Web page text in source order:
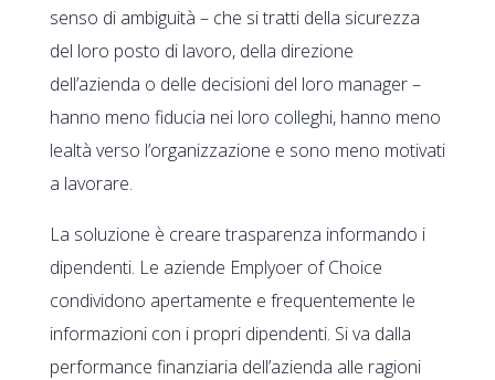
senso di ambiguità – che si tratti della sicurezza
del loro posto di lavoro, della direzione
dell’azienda o delle decisioni del loro manager –
hanno meno fiducia nei loro colleghi, hanno meno
lealtà verso l’organizzazione e sono meno motivati
a lavorare.
La soluzione è creare trasparenza informando i
dipendenti. Le aziende Emplyoer of Choice
condividono apertamente e frequentemente le
informazioni con i propri dipendenti. Si va dalla
performance finanziaria dell’azienda alle ragioni